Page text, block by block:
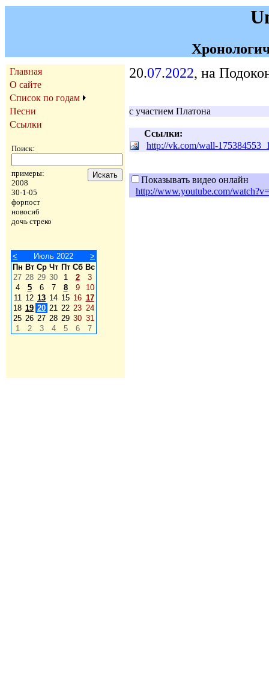
Главная
О сайте
Список по годам
Песни
Ссылки
Поиск:
примеры:
2008
30-1-05
форпост
новосиб
дочь стреко
< Июль 2022
>
Пн Вт Ср Чт Пт Сб Вс
27 28 29 30 1 2
3
4
5 6 7 8 9
10
11 12 13 14 15 16 17
18 19 20 21 22 23 24
25 26 27 28 29 30 31
1
2 3 4 5 6 7
20.07.2022, на
с участием Платона
Ссылки:
http://vk.com/wall-
Показывать видео онлайн
http://www.youtube.com/